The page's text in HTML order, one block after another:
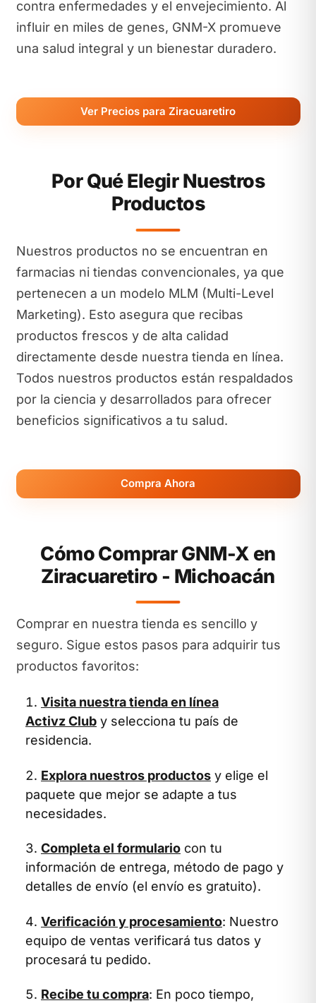
contra enfermedades y el envejecimiento. Al
influir en miles de genes, GNM-X promueve
una salud integral y un bienestar duradero.
Ver Precios para Ziracuaretiro
Por Qué Elegir Nuestros
Productos
Nuestros productos no se encuentran en
farmacias ni tiendas convencionales, ya que
pertenecen a un modelo MLM (Multi-Level
Marketing). Esto asegura que recibas
productos frescos y de alta calidad
directamente desde nuestra tienda en línea.
Todos nuestros productos están respaldados
por la ciencia y desarrollados para ofrecer
beneficios significativos a tu salud.
Compra Ahora
Cómo Comprar GNM-X en
Ziracuaretiro - Michoacán
Comprar en nuestra tienda es sencillo y
seguro. Sigue estos pasos para adquirir tus
productos favoritos:
Visita nuestra tienda en línea
Activz Club y selecciona tu país de
residencia.
Explora nuestros productos y elige el
paquete que mejor se adapte a tus
necesidades.
Completa el formulario con tu
información de entrega, método de pago y
detalles de envío (el envío es gratuito).
Verificación y procesamiento: Nuestro
equipo de ventas verificará tus datos y
procesará tu pedido.
Recibe tu compra: En poco tiempo,